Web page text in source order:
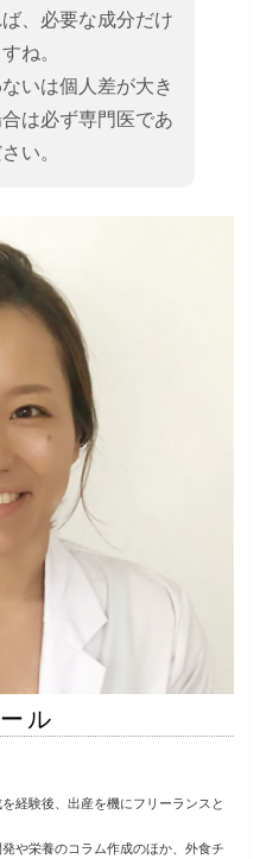
、必要な成分だけ
ね。
いは個人差が大き
は必ず専門医であ
い。
ル
経験後、出産を機にフリーランスと
や栄養のコラム作成のほか、外食チ